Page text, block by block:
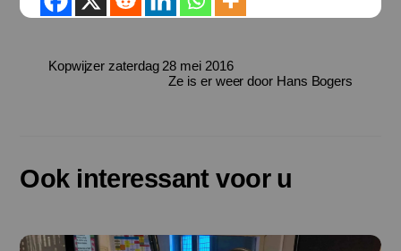
Kopwijzer zaterdag 28 mei 2016
Ze is er weer door Hans Bogers
Ook interessant voor u